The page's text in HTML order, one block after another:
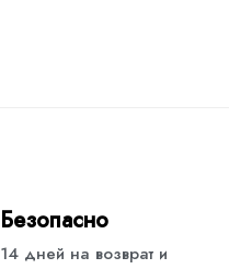
Безопасно
14 дней на возврат и